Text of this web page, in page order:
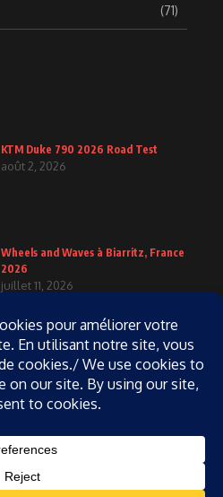
(71)
KTM Duke 790 2026 Road Test
août 2, 2026
Wheels and Waves à Biarritz, France
2026
juillet 11, 2026
juin 25, 2026